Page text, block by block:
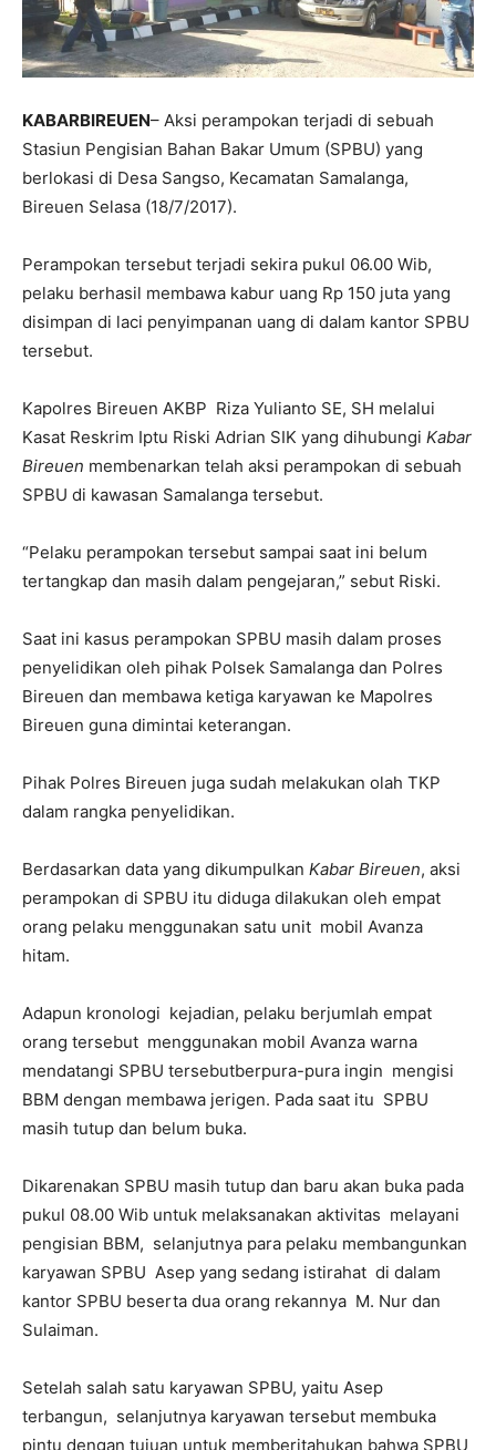
KABARBIREUEN– Aksi perampokan terjadi di sebuah
Stasiun Pengisian Bahan Bakar Umum (SPBU) yang
berlokasi di Desa Sangso, Kecamatan Samalanga,
Bireuen Selasa (18/7/2017).
Perampokan tersebut terjadi sekira pukul 06.00 Wib,
pelaku berhasil membawa kabur uang Rp 150 juta yang
disimpan di laci penyimpanan uang di dalam kantor SPBU
tersebut.
Kapolres Bireuen AKBP Riza Yulianto SE, SH melalui
Kasat Reskrim Iptu Riski Adrian SIK yang dihubungi Kabar
Bireuen membenarkan telah aksi perampokan di sebuah
SPBU di kawasan Samalanga tersebut.
“Pelaku perampokan tersebut sampai saat ini belum
tertangkap dan masih dalam pengejaran,” sebut Riski.
Saat ini kasus perampokan SPBU masih dalam proses
penyelidikan oleh pihak Polsek Samalanga dan Polres
Bireuen dan membawa ketiga karyawan ke Mapolres
Bireuen guna dimintai keterangan.
Pihak Polres Bireuen juga sudah melakukan olah TKP
dalam rangka penyelidikan.
Berdasarkan data yang dikumpulkan Kabar Bireuen, aksi
perampokan di SPBU itu diduga dilakukan oleh empat
orang pelaku menggunakan satu unit mobil Avanza
hitam.
Adapun kronologi kejadian, pelaku berjumlah empat
orang tersebut menggunakan mobil Avanza warna
mendatangi SPBU tersebutberpura-pura ingin mengisi
BBM dengan membawa jerigen. Pada saat itu SPBU
masih tutup dan belum buka.
Dikarenakan SPBU masih tutup dan baru akan buka pada
pukul 08.00 Wib untuk melaksanakan aktivitas melayani
pengisian BBM, selanjutnya para pelaku membangunkan
karyawan SPBU Asep yang sedang istirahat di dalam
kantor SPBU beserta dua orang rekannya M. Nur dan
Sulaiman.
Setelah salah satu karyawan SPBU, yaitu Asep
terbangun, selanjutnya karyawan tersebut membuka
pintu dengan tujuan untuk memberitahukan bahwa SPBU